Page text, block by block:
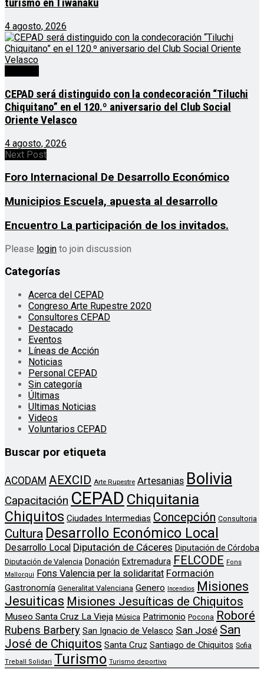
turismo en Tiwanaku
4 agosto, 2026
CEPAD será distinguido con la condecoración “Tiluchi
Chiquitano” en el 120.º aniversario del Club Social
Oriente Velasco
4 agosto, 2026
Next Post
Foro Internacional De Desarrollo Económico
Municipios Escuela, apuesta al desarrollo
Encuentro La participación de los invitados.
Please login to join discussion
Categorías
Acerca del CEPAD
Congreso Arte Rupestre 2020
Consultores CEPAD
Destacado
Eventos
Líneas de Acción
Noticias
Personal CEPAD
Sin categoría
Últimas
Ultimas Noticias
Videos
Voluntarios CEPAD
Buscar por etiqueta
ACODAM AEXCID Arte Rupestre Artesanias Bolivia
Capacitación CEPAD Chiquitania
Chiquitos Ciudades Intermedias Concepción Consultoria
Cultura Desarrollo Económico Local
Desarrollo Local Diputación de Cáceres Diputación de Córdoba
Diputación de Valencia Donación Extremadura FELCODE Fons
Mallorqui
Fons Valencia per la solidaritat Formación
Gastronomía Generalitat Valenciana Genero Incendios
Misiones
Jesuiticas Misiones Jesuíticas de Chiquitos
Museo Santa Cruz La Vieja Música Patrimonio Pocona Roboré
Rubens Barbery San Ignacio de Velasco San José San
José de Chiquitos Santa Cruz Santiago de Chiquitos Sofia
Treball Solidari Turismo Turismo deportivo